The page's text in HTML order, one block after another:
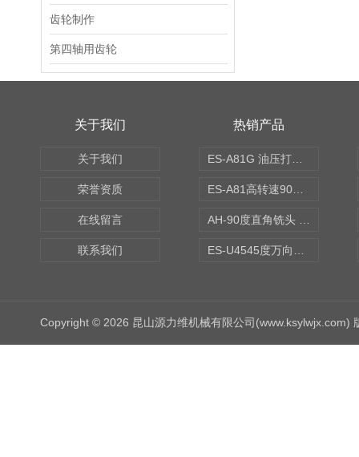
齿轮制作
第四轴用齿轮
关于我们
关于我们
荣誉资质
在线留言
联系我们
热销产品
Copyright © 2026 昆山源力维机械有限公司(www.ksylwjx.com)